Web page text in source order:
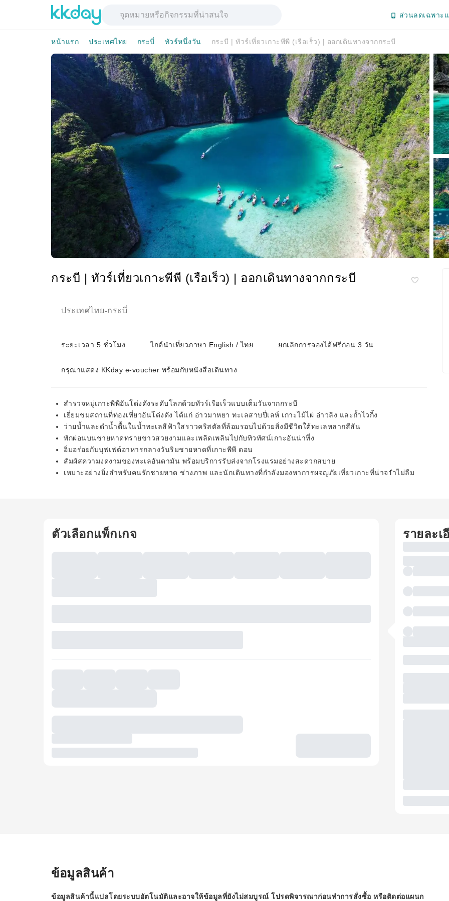
ส่วนลดเฉพาะ
หน้าแรก ประเทศไทย กระบี่ ทัวร์หนึ่งวัน กระบี | ทัวร์เที่ยวเกาะพีพี (เรือเร็ว) | ออกเดินทางจากกระบี
กระบี | ทัวร์เที่ยวเกาะพีพี (เรือเร็ว) | ออกเดินทางจากกระบี
ประเทศไทย-กระบี่
ระยะเวลา:5 ชั่วโมง ไกด์นำเที่ยวภาษา English / ไทย ยกเลิกการจองได้ฟรีก่อน 3 วัน
กรุณาแสดง KKday e-voucher พร้อมกับหนังสือเดินทาง
สำรวจหมู่เกาะพีพีอันโด่งดังระดับโลกด้วยทัวร์เรือเร็วแบบเต็มวันจากกระบี
เยี่ยมชมสถานที่ท่องเที่ยวอันโด่งดัง ได้แก่ อ่าวมาหยา ทะเลสาบปี่เลห์ เกาะไม้ไผ่ อ่าวลิง และถ้ำไวกิ้ง
ว่ายน้ำและดำน้ำตื้นในน้ำทะเลสีฟ้าใสราวคริสตัลที่ล้อมรอบไปด้วยสิ่งมีชีวิตใต้ทะเลหลากสีสัน
พักผ่อนบนชายหาดทรายขาวสวยงามและเพลิดเพลินไปกับทิวทัศน์เกาะอันน่าทึ่ง
อิ่มอร่อยกับบุฟเฟ่ต์อาหารกลางวันริมชายหาดที่เกาะพีพี ดอน
สัมผัสความงดงามของทะเลอันดามัน พร้อมบริการรับส่งจากโรงแรมอย่างสะดวกสบาย
เหมาะอย่างยิ่งสำหรับคนรักชายหาด ช่างภาพ และนักเดินทางที่กำลังมองหาการผจญภัยเที่ยวเกาะที่น่าจ1ำไม่ลืม
ตัวเลือกแพ็กเกจ รายละเ
ข้อมูลสินค้า
ข้อมูลสินค้านี้แปลโดยระบบอัตโนมัติและอาจให้ข้อมูลที่ยังไม่สมบูรณ์ โปรดพิจารณาก่อนทำการสั่งซื้อ หรือติดต่อแผนก